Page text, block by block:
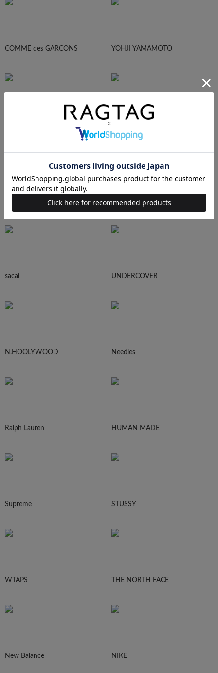
COMME des GARCONS YOHJI YAMAMOTO
Maison MIHARA YASUHIRO
sacai UNDERCOVER
N.HOOLYWOOD Needles
Ralph Lauren HUMAN MADE
Supreme STUSSY
WTAPS THE NORTH FACE
New Balance NIKE